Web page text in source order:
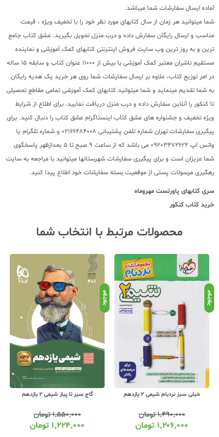
آماده ارسال سفارشات شما میباشد.
شما میتوانید هر زمان از سال کتابهای مورد نظر خود را با تخفیف ویژه ، قیمت
مناسب و ارسال رایگان سفارش داده و درب منزل تحویل بگیرید. عشق کتاب جامع
ترین و به روز ترین وب سایت فروش اینترنتی کتابهای کمک آموزشی و نماینده
مستقیم ناشران معتبر کمک آموزشی با بیش از 11000 عنوان کتاب و سابقه 15 ساله
در امر توزیع کتاب، علاوه بر ارسال سفارشات شما روی هر خرید یک هدیه رایگان
به شما تقدیم مینماید و شما میتوانید کتابهای کمک آموزشی تمامی مقاطع تحصیلی
تا کنکور را آنلاین سفارش داده و درب منزل دریافت نمایید. برای اطلاع از شرایط
ویژه تخفیف و جشنواره های عشق کتاب اینستاگرام عشق کتاب را دنبال کنید. برای
پیگیری سفارشات تهران شماره تلفن پشتیبانی 02166484008 و شماره تلگرام یا
واتس اپ 09203472622 می باشد که از ساعت 9 صبح تا 5 بعدازظهر پاسخگوی
شما عزیزان است و برای پیگیری سفارشات شهرستانها میتوانید با مراجعه به سایت
رهگیری مرسولات پستی از موقعیت بسته سفارشات خود اطلاع پیدا کنید.
سری کتابهای پاورتست مهروماه
خرید کتاب کنکور
محصولات مرتبط با انتخاب شما
موجود
خیلی سبز نردبام شیمی 2 یازدهم
۱,۴۹۰,۰۰۰تومان
۱,۲۰۶,۰۰۰ تومان
موجود
گاج سیر تا پیاز شیمی 2 یازدهم
۱,۵۵۰,۰۰۰تومان
۱,۲۲۴,۰۰۰ تومان